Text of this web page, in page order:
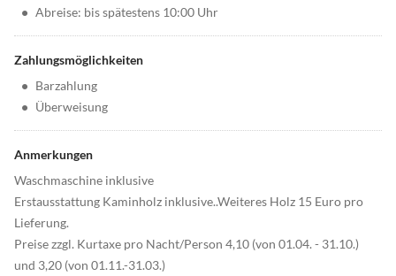
• Abreise: bis spätestens 10:00 Uhr
Zahlungsmöglichkeiten
• Barzahlung
• Überweisung
Anmerkungen
Waschmaschine inklusive
Erstausstattung Kaminholz inklusive..Weiteres Holz 15 Euro pro
Lieferung.
Preise zzgl. Kurtaxe pro Nacht/Person 4,10 (von 01.04. - 31.10.)
und 3,20 (von 01.11.-31.03.)